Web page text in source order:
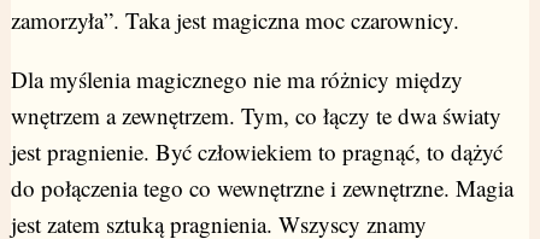
zamorzyła”. Taka jest magiczna moc czarownicy.
Dla myślenia magicznego nie ma różnicy między
wnętrzem a zewnętrzem. Tym, co łączy te dwa światy
jest pragnienie. Być człowiekiem to pragnąć, to dążyć
do połączenia tego co wewnętrzne i zewnętrzne. Magia
jest zatem sztuką pragnienia. Wszyscy znamy